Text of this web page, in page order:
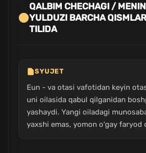
QALBIM CHECHAGI /
YULDUZI BARCHA
TILIDA
SYUJET
Eun - va otasi vafotidan keyin
uni oilasida qabul qilganidan
yashaydi. Yangi oiladagi
yaxshi emas, yomon o'gay faryod